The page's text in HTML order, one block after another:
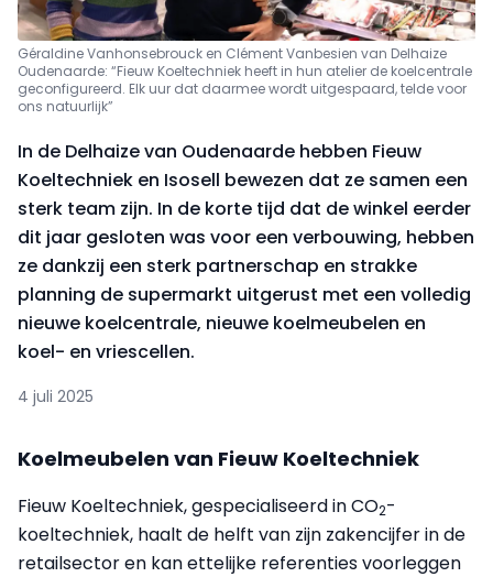
Géraldine Vanhonsebrouck en Clément Vanbesien van Delhaize
Oudenaarde: “Fieuw Koeltechniek heeft in hun atelier de koelcentrale
geconfigureerd. Elk uur dat daarmee wordt uitgespaard, telde voor
ons natuurlijk”
In de Delhaize van Oudenaarde hebben Fieuw
Koeltechniek en Isosell bewezen dat ze samen een
sterk team zijn. In de korte tijd dat de winkel eerder
dit jaar gesloten was voor een verbouwing, hebben
ze dankzij een sterk partnerschap en strakke
planning de supermarkt uitgerust met een volledig
nieuwe koelcentrale, nieuwe koelmeubelen en
koel- en vriescellen.
4 juli 2025
Koelmeubelen van Fieuw Koeltechniek
Fieuw Koeltechniek, gespecialiseerd in CO2-
koeltechniek, haalt de helft van zijn zakencijfer in de
retailsector en kan ettelijke referenties voorleggen